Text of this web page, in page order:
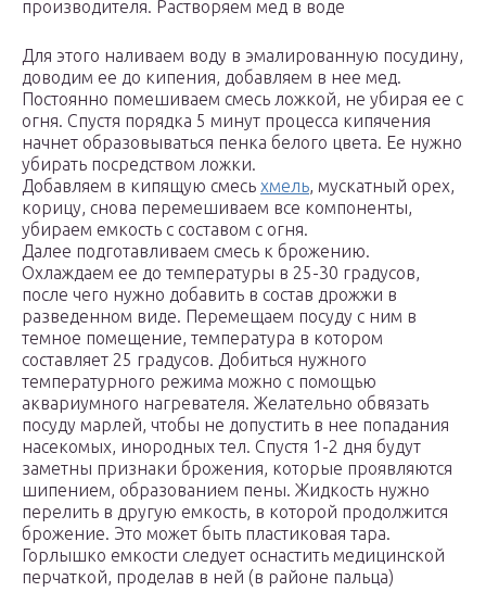
производителя. Растворяем мед в воде
Для этого наливаем воду в эмалированную посудину,
доводим ее до кипения, добавляем в нее мед.
Постоянно помешиваем смесь ложкой, не убирая ее с
огня. Спустя порядка 5 минут процесса кипячения
начнет образовываться пенка белого цвета. Ее нужно
убирать посредством ложки.
Добавляем в кипящую смесь хмель, мускатный орех,
корицу, снова перемешиваем все компоненты,
убираем емкость с составом с огня.
Далее подготавливаем смесь к брожению.
Охлаждаем ее до температуры в 25-30 градусов,
после чего нужно добавить в состав дрожжи в
разведенном виде. Перемещаем посуду с ним в
темное помещение, температура в котором
составляет 25 градусов. Добиться нужного
температурного режима можно с помощью
аквариумного нагревателя. Желательно обвязать
посуду марлей, чтобы не допустить в нее попадания
насекомых, инородных тел. Спустя 1-2 дня будут
заметны признаки брожения, которые проявляются
шипением, образованием пены. Жидкость нужно
перелить в другую емкость, в которой продолжится
брожение. Это может быть пластиковая тара.
Горлышко емкости следует оснастить медицинской
перчаткой, проделав в ней (в районе пальца)